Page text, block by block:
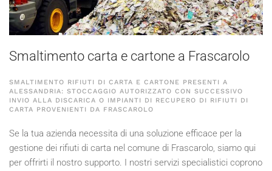
Smaltimento carta e cartone a Frascarolo
SMALTIMENTO RIFIUTI DI CARTA E CARTONE PRESENTI A
ALESSANDRIA: STOCCAGGIO AUTORIZZATO CON SUCCESSIVO
INVIO ALLA DISCARICA O IMPIANTI DI RECUPERO DI RIFIUTI DI
CARTA PROVENIENTI DA FRASCAROLO
Se la tua azienda necessita di una soluzione efficace per la
gestione dei rifiuti di carta nel comune di Frascarolo, siamo qui
per offrirti il nostro supporto. I nostri servizi specialistici coprono